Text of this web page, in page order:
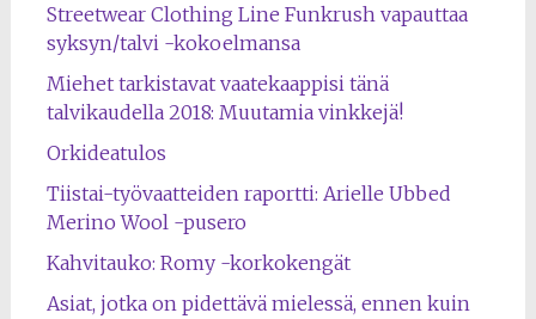
Streetwear Clothing Line Funkrush vapauttaa
syksyn/talvi -kokoelmansa
Miehet tarkistavat vaatekaappisi tänä
talvikaudella 2018: Muutamia vinkkejä!
Orkideatulos
Tiistai-työvaatteiden raportti: Arielle Ubbed
Merino Wool -pusero
Kahvitauko: Romy -korkokengät
Asiat, jotka on pidettävä mielessä, ennen kuin